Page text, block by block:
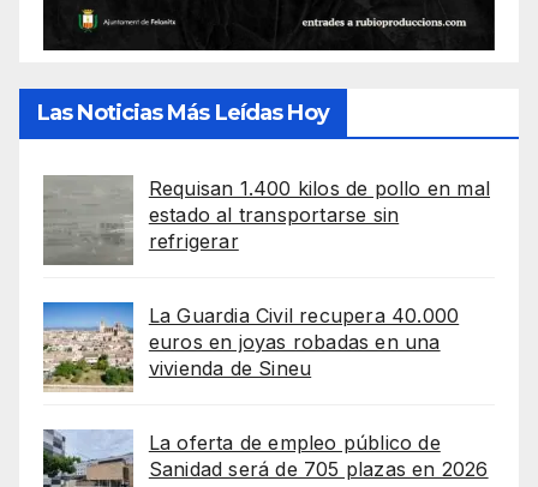
Las Noticias Más Leídas Hoy
Requisan 1.400 kilos de pollo en mal
estado al transportarse sin
refrigerar
La Guardia Civil recupera 40.000
euros en joyas robadas en una
vivienda de Sineu
La oferta de empleo público de
Sanidad será de 705 plazas en 2026